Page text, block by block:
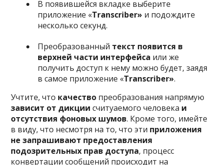
В появившейся вкладке выберите
приложение «Transcriber» и подождите
несколько секунд.
Преобразованный текст появится в
верхней части интерфейса или же
получить доступ к нему можно будет, заядя
в самое приложение «Transcriber».
Учтите, что качество преобразования напрямую
зависит от дикции считуаемого человека и
отсутствия фоновых шумов. Кроме того, имейте
в виду, что несмотря на то, что эти приложения
не запрашивают предоставления
подозрительных прав доступа, процесс
конвертации сообщений происходит на